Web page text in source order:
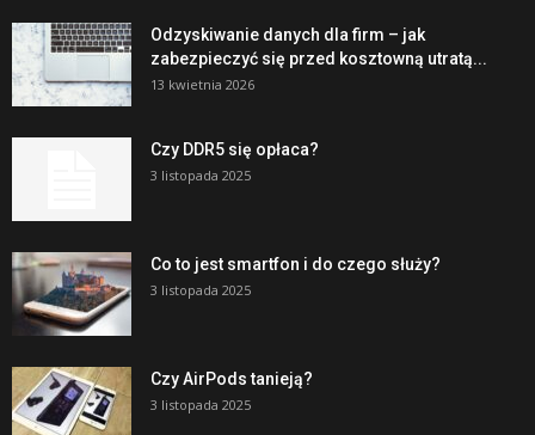
Odzyskiwanie danych dla firm – jak
zabezpieczyć się przed kosztowną utratą...
13 kwietnia 2026
Czy DDR5 się opłaca?
3 listopada 2025
Co to jest smartfon i do czego służy?
3 listopada 2025
Czy AirPods tanieją?
3 listopada 2025